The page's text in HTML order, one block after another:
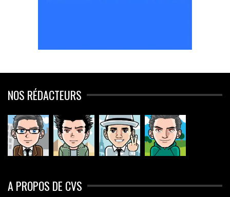
NOS RÉDACTEURS
A PROPOS DE CVS